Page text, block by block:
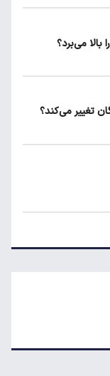
حذف شد
می‌برد؟
تغییر می‌کند؟
اعلام شد